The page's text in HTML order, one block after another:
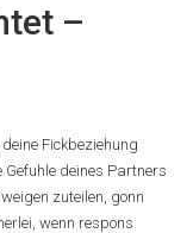
–
Fickbeziehung
deines Partners
zuteilen, gonn
wenn respons